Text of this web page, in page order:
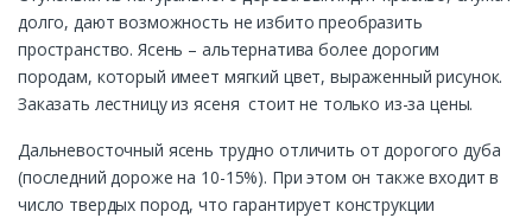
долго, дают возможность не избито преобразить
пространство. Ясень – альтернатива более дорогим
породам, который имеет мягкий цвет, выраженный рисунок.
Заказать лестницу из ясеня стоит не только из-за цены.
Дальневосточный ясень трудно отличить от дорогого дуба
(последний дороже на 10-15%). При этом он также входит в
число твердых пород, что гарантирует конструкции